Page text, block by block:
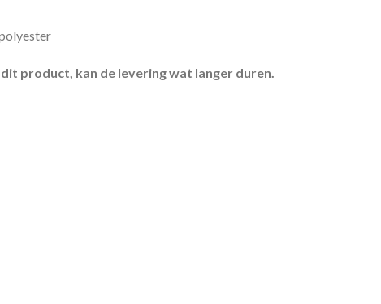
product, kan de levering wat langer duren.